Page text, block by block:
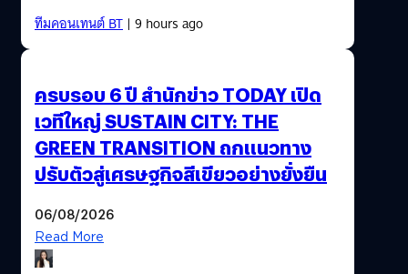
ทีมคอนเทนต์ BT| 9 hours ago
ครบรอบ 6 ปี สำนักข่าว TODAY เปิด
เวทีใหญ่ SUSTAIN CITY: THE
GREEN TRANSITION ถกแนวทาง
ปรับตัวสู่เศรษฐกิจสีเขียวอย่างยั่งยืน
06/08/2026
Read More